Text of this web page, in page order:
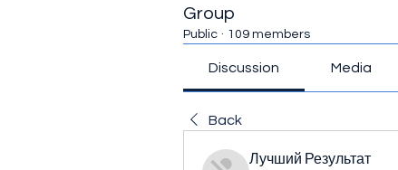
Group
Public · 109 members
Discussion Media
Back
Лучший Результат